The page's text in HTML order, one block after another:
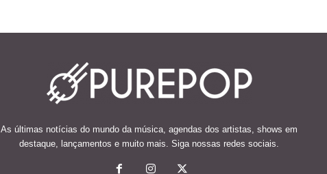
As últimas notícias do mundo da música, agendas dos artistas, shows em
destaque, lançamentos e muito mais. Siga nossas redes sociais.